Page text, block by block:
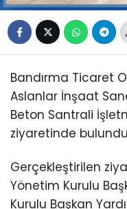
Bandırma Ticaret
Aslanlar İnşaat
Beton Santrali
ziyaretinde
Gerçekleştirilen
Yönetim Kurulu
Kurulu Başkan